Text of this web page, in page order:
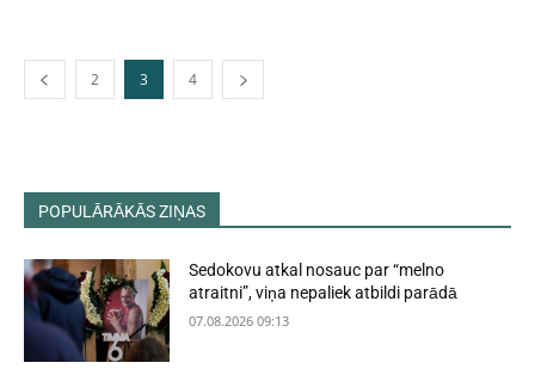
2 3 4
POPULĀRĀKĀS ZIŅAS
Sedokovu atkal nosauc par “melno
atraitni”, viņa nepaliek atbildi parādā
07.08.2026 09:13